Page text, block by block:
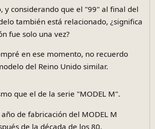
y considerando que el "99" al final del
también está relacionado, ¿significa
fue solo una vez?
en ese momento, no recuerdo
del Reino Unido similar.
que el de la serie "MODEL M".
de fabricación del MODEL M
de la década de los 80.